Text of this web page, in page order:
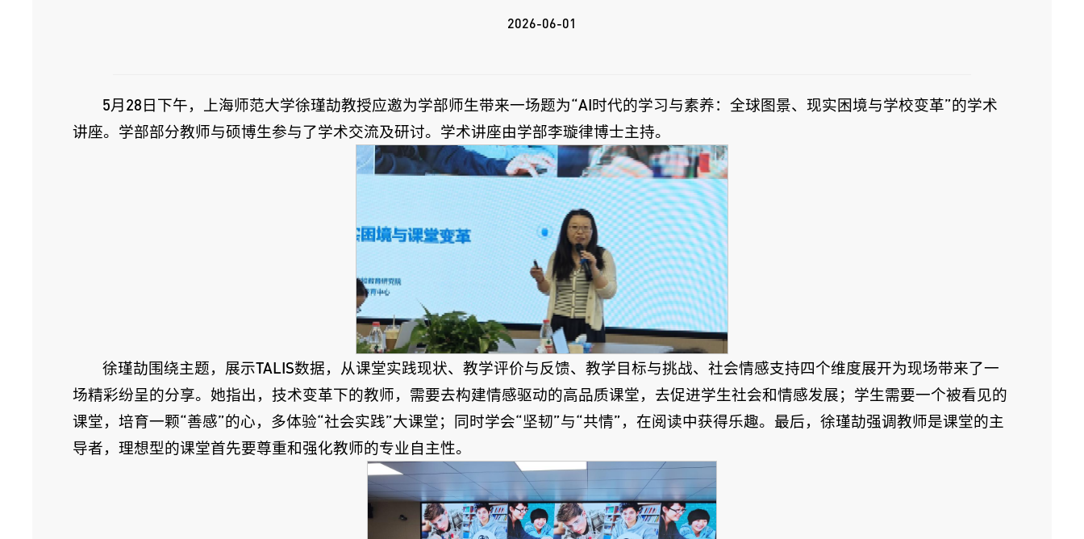
2026-06-01
5月28日下午，上海师范大学徐瑾劼教授应邀为学部师生带来一场题为“AI时代的学习与素养：全球图景、现实困境与学校变革”的学术
讲座。学部部分教师与硕博生参与了学术交流及研讨。学术讲座由学部李璇律博士主持。
徐瑾劼围绕主题，展示TALIS数据，从课堂实践现状、教学评价与反馈、教学目标与挑战、社会情感支持四个维度展开为现场带来了一
场精彩纷呈的分享。她指出，技术变革下的教师，需要去构建情感驱动的高品质课堂，去促进学生社会和情感发展；学生需要一个被看见的
课堂，培育一颗“善感”的心，多体验“社会实践”大课堂；同时学会“坚韧”与“共情”，在阅读中获得乐趣。最后，徐瑾劼强调教师是课堂的主
导者，理想型的课堂首先要尊重和强化教师的专业自主性。